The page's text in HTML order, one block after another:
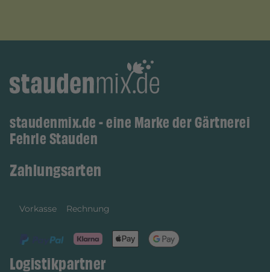
staudenmix.de - eine Marke der Gärtnerei
Fehrle Stauden
Zahlungsarten
Vorkasse Rechnung
Logistikpartner